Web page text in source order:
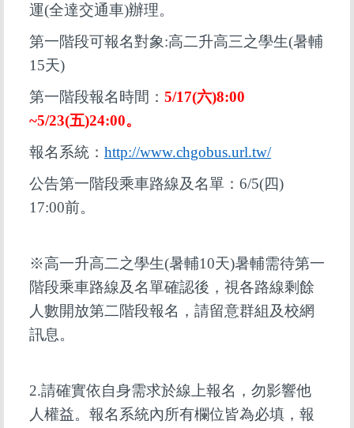
運(全達交通車)辦理。
第一階段可報名對象:高二升高三之學生(暑輔
15天)
第一階段報名時間： 5/17(六)8:00
~5/23(五)24:00。
報名系統： http://www.chgobus.url.tw/
公告第一階段乘車路線及名單：6/5(四)
17:00前。
※高一升高二之學生(暑輔10天)暑輔需待第一
階段乘車路線及名單確認後，視各路線剩餘
人數開放第二階段報名，請留意群組及校網
訊息。
2.請確實依自身需求於線上報名，勿影響他
人權益。報名系統內所有欄位皆為必填，報